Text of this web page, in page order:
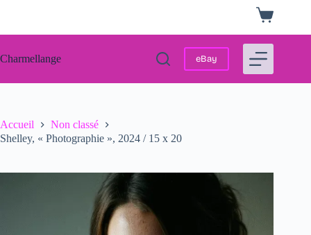
Panier
d’achat
Charmellange eBay
Accueil
Non classé
Shelley, « Photographie », 2024 / 15 x 20